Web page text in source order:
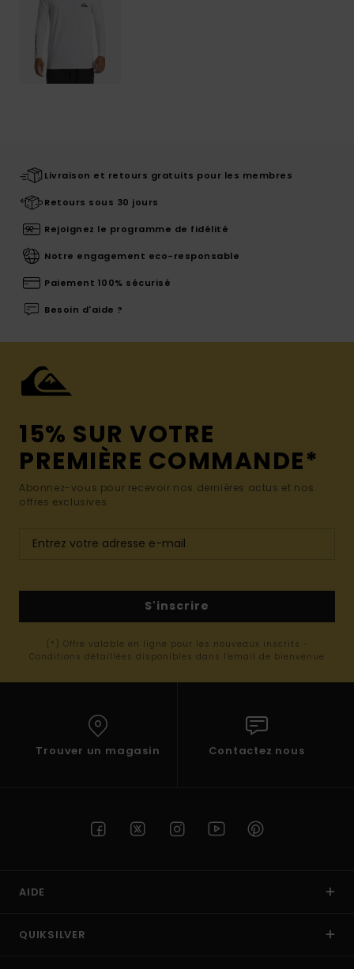
Livraison et retours gratuits pour les membres
Retours sous 30 jours
Rejoignez le programme de fidélité
Notre engagement eco-responsable
Paiement 100% sécurisé
Besoin d'aide ?
15% SUR VOTRE
PREMIÈRE COMMANDE*
Abonnez-vous pour recevoir nos dernières actus et nos
offres exclusives.
S'inscrire
(*) Offre valable en ligne pour les nouveaux inscrits -
Conditions détaillées disponibles dans l'email de bienvenue
Trouver un magasin Contactez nous
AIDE
QUIKSILVER